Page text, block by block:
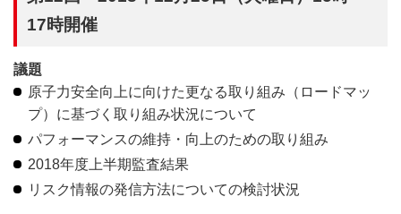
17時開催
議題
原子力安全向上に向けた更なる取り組み（ロードマッ
プ）に基づく取り組み状況について
パフォーマンスの維持・向上のための取り組み
2018年度上半期監査結果
リスク情報の発信方法についての検討状況